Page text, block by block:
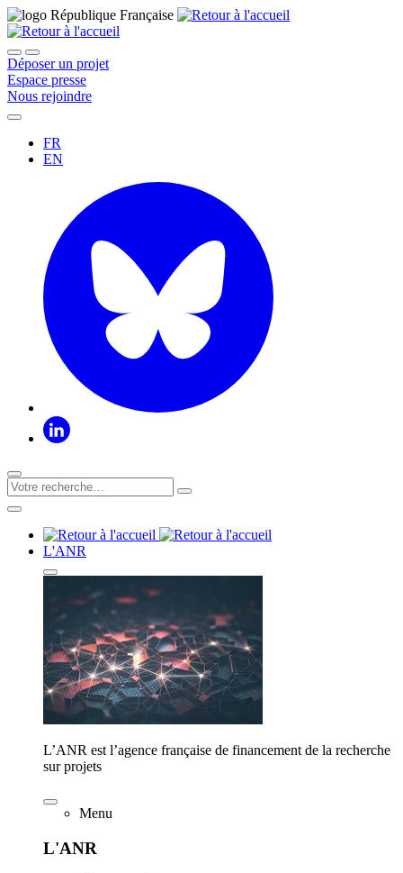
Déposer un projet
Espace presse
Nous rejoindre
FR
EN
L'ANR
L’ANR est l’agence française de financement de la recherche
sur projets
Menu
L'ANR